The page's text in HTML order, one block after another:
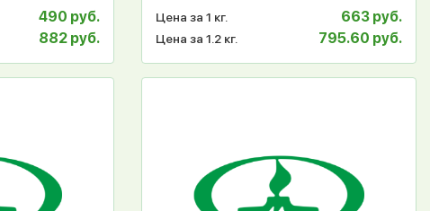
490 руб.
882 руб.
Цена за 1 кг. 663 руб.
Цена за 1.2 кг. 795.60 руб.